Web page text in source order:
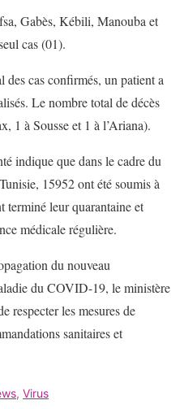
Gabès, Kébili, Manouba et
cas (01).
des cas confirmés, un patient a
Le nombre total de décès
1 à Sousse et 1 à l’Ariana).
indique que dans le cadre du
15952 ont été soumis à
terminé leur quarantaine et
médicale régulière.
du nouveau
du COVID-19, le ministère
respecter les mesures de
sanitaires et
, Virus